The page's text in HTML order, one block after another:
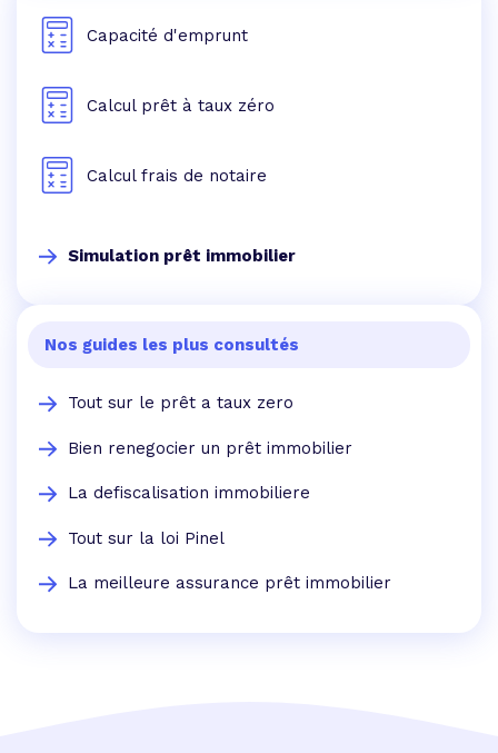
Capacité d'emprunt
Calcul prêt à taux zéro
Calcul frais de notaire
Simulation prêt immobilier
Nos guides les plus consultés
Tout sur le prêt a taux zero
Bien renegocier un prêt immobilier
La defiscalisation immobiliere
Tout sur la loi Pinel
La meilleure assurance prêt immobilier